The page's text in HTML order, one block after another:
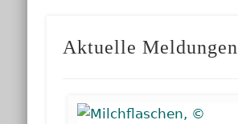
Aktuelle Meldungen